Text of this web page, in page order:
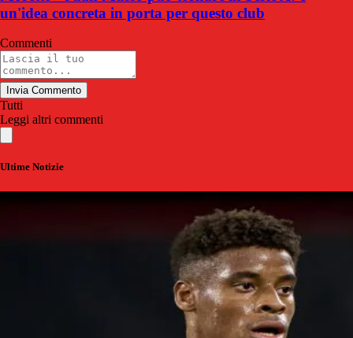
un'idea concreta in porta per questo club
Commenti
Invia Commento
Tutti
Leggi altri commenti
Ultime Notizie